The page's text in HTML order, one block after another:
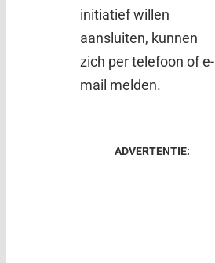
initiatief willen
aansluiten, kunnen
zich per telefoon of e-
mail melden.
ADVERTENTIE: